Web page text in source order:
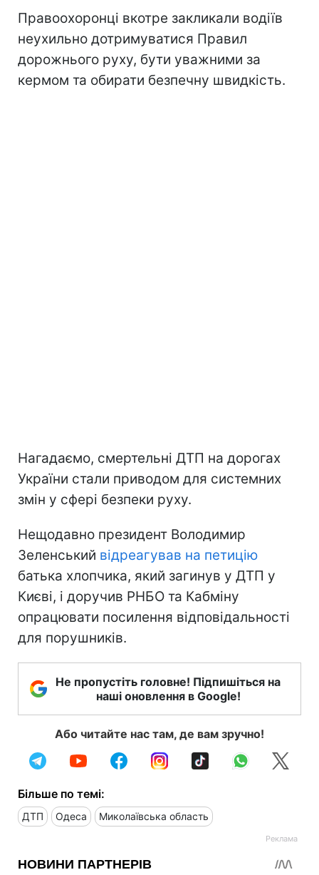
Правоохоронці вкотре закликали водіїв
неухильно дотримуватися Правил
дорожнього руху, бути уважними за
кермом та обирати безпечну швидкість.
Нагадаємо, смертельні ДТП на дорогах
України стали приводом для системних
змін у сфері безпеки руху.
Нещодавно президент Володимир
Зеленський відреагував на петицію
батька хлопчика, який загинув у ДТП у
Києві, і доручив РНБО та Кабміну
опрацювати посилення відповідальності
для порушників.
Не пропустіть головне! Підпишіться на
наші оновлення в Google!
Або читайте нас там, де вам зручно!
Більше по темі:
ДТП Одеса Миколаївська область